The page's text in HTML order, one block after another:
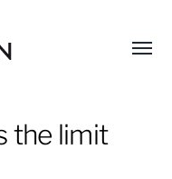
Menü
the limit